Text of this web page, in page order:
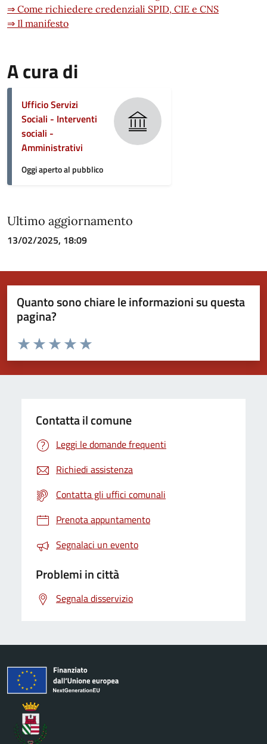
⇒ Come richiedere credenziali SPID, CIE e CNS
⇒ Il manifesto
A cura di
Ufficio Servizi
Sociali - Interventi
sociali -
Amministrativi
Oggi aperto al pubblico
Ultimo aggiornamento
13/02/2025, 18:09
Quanto sono chiare le informazioni su questa
pagina?
Valuta da 1 a 5 stelle la pagina
Valuta 5 stelle su 5
Valuta 4 stelle su 5
Valuta 3 stelle su 5
Valuta 2 stelle su 5
Valuta 1 stelle su 5
Contatta il comune
Leggi le domande frequenti
Richiedi assistenza
Contatta gli uffici comunali
Prenota appuntamento
Segnalaci un evento
Problemi in città
Segnala disservizio